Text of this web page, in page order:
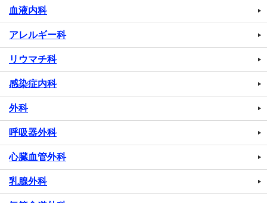
血液内科
アレルギー科
リウマチ科
感染症内科
外科
呼吸器外科
心臓血管外科
乳腺外科